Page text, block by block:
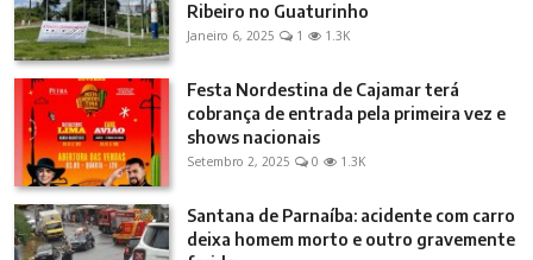
Ribeiro no Guaturinho
Janeiro 6, 2025 1 1.3K
Festa Nordestina de Cajamar terá
cobrança de entrada pela primeira vez e
shows nacionais
Setembro 2, 2025 0 1.3K
Santana de Parnaíba: acidente com carro
deixa homem morto e outro gravemente